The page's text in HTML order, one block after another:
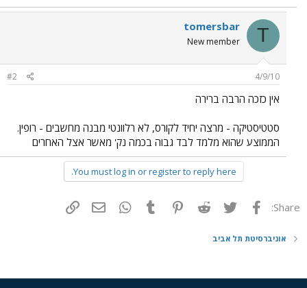
T
tomersbar
New member
4/9/10
#2
אין כזכה הרבה ברירה
סטטיסטיקה - מרצה יחיד לקורס, לא רלוונטי מבנה מחשבים - רופין.
הממוצע שהוא מלמד לבד גבוה בכמה נק' מאשר אצל האחרים
You must log in or register to reply here.
Share: פייסבוק Twitter
Reddit
Pinterest
Tumblr
WhatsAppדואר אלקטרוני
אוניברסיטת תל אביב